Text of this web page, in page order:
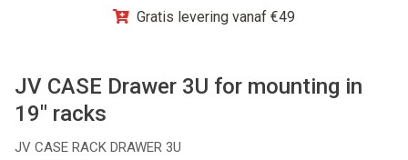
Gratis levering vanaf €49
JV CASE Drawer 3U for mounting in
19" racks
JV CASE RACK DRAWER 3U